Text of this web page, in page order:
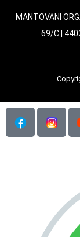
MANTOVANI
69/C |